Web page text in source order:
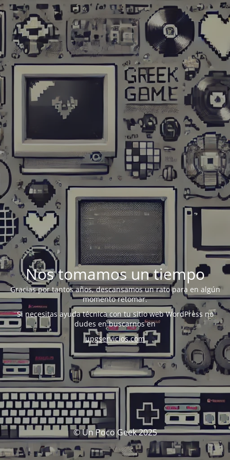
Nos tomamos un tiempo
Gracias por tantos años, descansamos un rato para en algún
momento retomar.
Si necesitas ayuda técnica con tu sitio web WordPress no
dudes en buscarnos en
upgservicios.com
© Un Poco Geek 2025